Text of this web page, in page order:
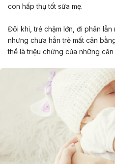
con hấp thụ tốt sữa mẹ.
Đôi khi, trẻ chậm lớn, đi phân lẫn
nhưng chưa hẳn trẻ mất cân
thể là triệu chứng của những